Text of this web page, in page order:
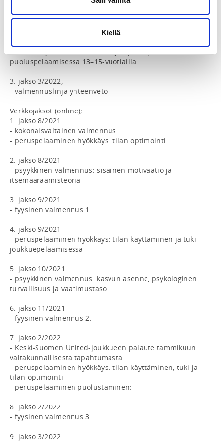
Kiellä
- Salibandyliiton valmennuslinjan painopisteet
hyökkäyspelaamisessa 13–15-vuotiailla
- taidon oppiminen
puoluspelaamisessa 13–15-vuotiailla
3. jakso 3/2022,
- valmennuslinja yhteenveto
Verkkojaksot (online);
1. jakso 8/2021
- kokonaisvaltainen valmennus
- peruspelaaminen hyökkäys: tilan optimointi
2. jakso 8/2021
- psyykkinen valmennus: sisäinen motivaatio ja
itsemääräämisteoria
3. jakso 9/2021
- fyysinen valmennus 1.
4. jakso 9/2021
- peruspelaaminen hyökkäys: tilan käyttäminen ja tuki
joukkuepelaamisessa
5. jakso 10/2021
- psyykkinen valmennus: kasvun asenne, psykologinen
turvallisuus ja vaatimustaso
6. jakso 11/2021
- fyysinen valmennus 2.
7. jakso 2/2022
- Keski-Suomen United-joukkueen palaute tammikuun
valtakunnallisesta tapahtumasta
- peruspelaaminen hyökkäys: tilan käyttäminen, tuki ja
tilan optimointi
- peruspelaaminen puolustaminen:
8. jakso 2/2022
- fyysinen valmennus 3.
9. jakso 3/2022